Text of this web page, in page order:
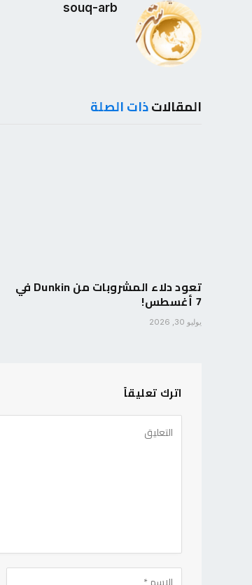
souq-arb
المقالاتذات الصلة
تعود دلاء المشروبات من Dunkin في
7 أغسطس!
يوليو 30, 2026
اترك تعليقاً